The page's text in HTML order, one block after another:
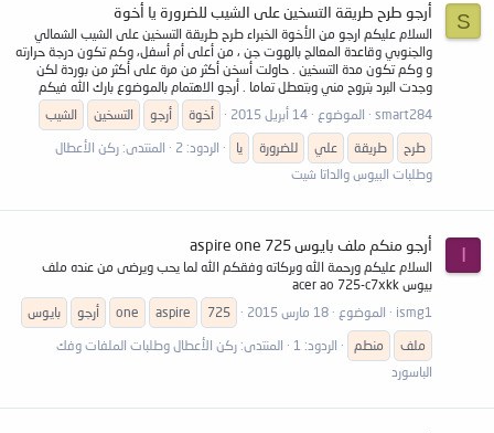
S أرجو طرح طريقة التسخين على الشيب للضرورة يا أخوة
السلام عليكم ارجو من الأخوة الخبراء طرح طريقة التسخين على الشيب الشمالي
والجنوبي وقاعدة المعالج بالهوت جن ، من أعلى أم أسفل، وكم تكون درجة حرارته
و وكم تكون مدة التسخين . حاولت أسخن أكثر من مرة على أكثر من بوردة لكن
وجدت البرد بتروح مني وبتعطل تماما . أرجو الاهتمام بالموضوع بارك الله فيكم
smart284
الموضوع 14 أبريل 2015 أخوة أرجو التسخين
الشيب
طرح
طريقة علي للضرورة يا الردود: 2 المنتدى: ركن الأعطال
وطلبات البيوس والداتا شيت
I أرجو منكم ملف بايوس aspire one 725
السلام عليكم ورحمة الله وبركاته وفقكم الله لما يحب ويرضى من عنده ملف
بيوس acer ao 725-c7xkk
ismg1
الموضوع 18 مارس 2015 725
aspire
one أرجو
بايوس
ملف
منطم الردود: 1 المنتدى: ركن الأعطال وطلبات الملفات وفك
الباسورد